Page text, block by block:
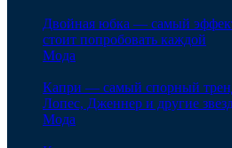
Двойная юбка — самый
стоит попробовать каждой
Мода
Капри — самый спорный
Лопес, Дженнер и другие
Мода